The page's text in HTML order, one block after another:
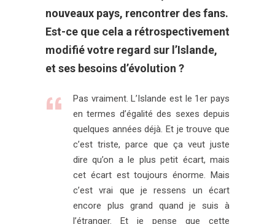
nouveaux pays, rencontrer des fans.
Est-ce que cela a rétrospectivement
modifié votre regard sur l’Islande,
et ses besoins d’évolution ?
Pas vraiment. L’Islande est le 1er pays
en termes d’égalité des sexes depuis
quelques années déjà. Et je trouve que
c’est triste, parce que ça veut juste
dire qu’on a le plus petit écart, mais
cet écart est toujours énorme. Mais
c’est vrai que je ressens un écart
encore plus grand quand je suis à
l’étranger. Et je pense que cette